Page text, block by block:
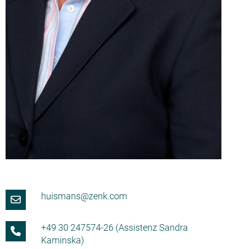
huismans@zenk.com
+49 30 247574-26 (Assistenz Sandra
Kaminska)